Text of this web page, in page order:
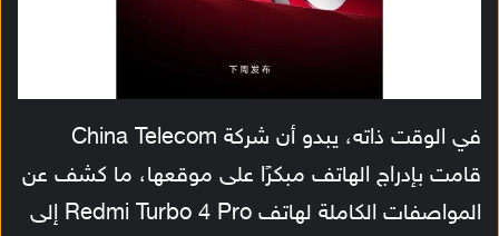
في الوقت ذاته، يبدو أن شركة China Telecom
قامت بإدراج الهاتف مبكرًا على موقعها، ما كشف عن
المواصفات الكاملة لهاتف Redmi Turbo 4 Pro إلى